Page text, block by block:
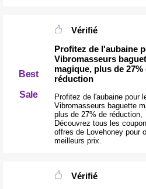
Best
Sale
Vérifié
Profitez de l'aubaine
Vibromasseurs
magique, plus de 27%
réduction
Profitez de l'aubaine pour
Vibromasseurs baguette
plus de 27% de réduction,
Découvrez tous les
offres de Lovehoney pour
meilleurs prix.
Vérifié